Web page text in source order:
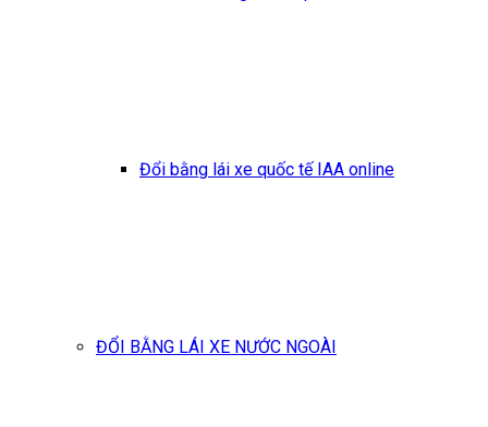
Đổi bằng lái xe quốc tế IAA online
ĐỔI BẰNG LÁI XE NƯỚC NGOÀI